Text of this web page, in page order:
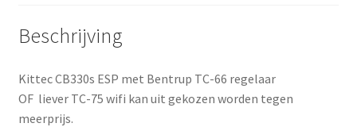
Beschrijving
Kittec CB330s ESP met Bentrup TC-66 regelaar
OF liever TC-75 wifi kan uit gekozen worden tegen
meerprijs.